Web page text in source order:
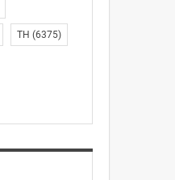
TH (6375)